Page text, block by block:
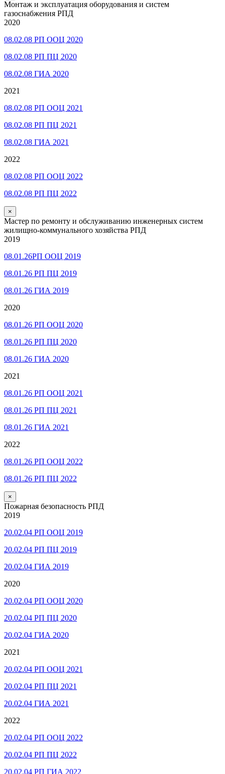
Монтаж и эксплуатация оборудования и систем
газоснабжения РПД
2020
08.02.08 РП ООЦ 2020
08.02.08 РП ПЦ 2020
08.02.08 ГИА 2020
2021
08.02.08 РП ООЦ 2021
08.02.08 РП ПЦ 2021
08.02.08 ГИА 2021
2022
08.02.08 РП ООЦ 2022
08.02.08 РП ПЦ 2022
×
Мастер по ремонту и обслуживанию инженерных систем
жилищно-коммунального хозяйства РПД
2019
08.01.26РП ООЦ 2019
08.01.26 РП ПЦ 2019
08.01.26 ГИА 2019
2020
08.01.26 РП ООЦ 2020
08.01.26 РП ПЦ 2020
08.01.26 ГИА 2020
2021
08.01.26 РП ООЦ 2021
08.01.26 РП ПЦ 2021
08.01.26 ГИА 2021
2022
08.01.26 РП ООЦ 2022
08.01.26 РП ПЦ 2022
×
Пожарная безопасность РПД
2019
20.02.04 РП ООЦ 2019
20.02.04 РП ПЦ 2019
20.02.04 ГИА 2019
2020
20.02.04 РП ООЦ 2020
20.02.04 РП ПЦ 2020
20.02.04 ГИА 2020
2021
20.02.04 РП ООЦ 2021
20.02.04 РП ПЦ 2021
20.02.04 ГИА 2021
2022
20.02.04 РП ООЦ 2022
20.02.04 РП ПЦ 2022
20.02.04 РП ГИА 2022